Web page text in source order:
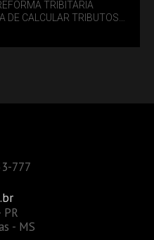
TRIBITÁRIA
DE CALCULAR TRIBUTOS
777
- PR
- MS